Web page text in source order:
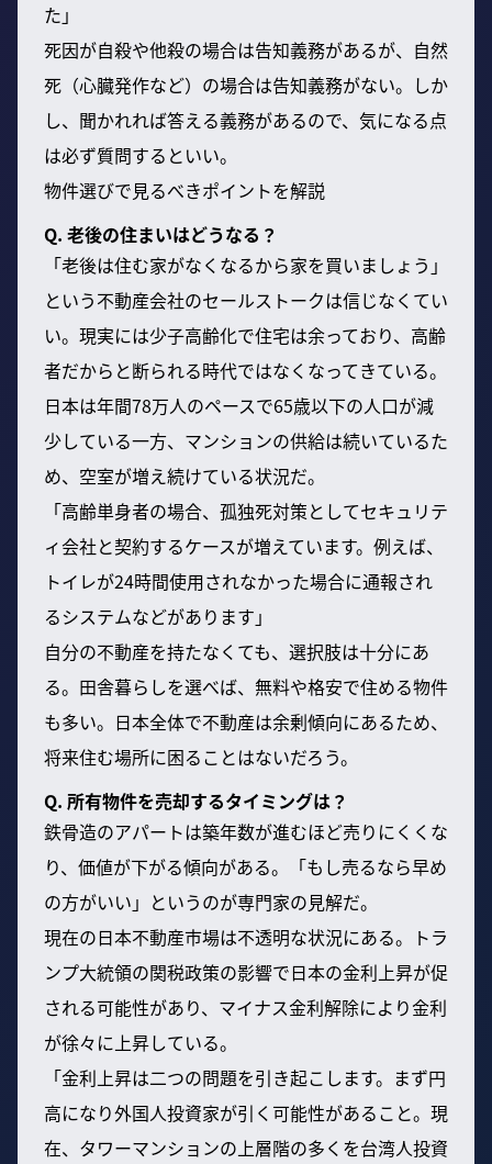
た」
死因が自殺や他殺の場合は告知義務があるが、自然
死（心臓発作など）の場合は告知義務がない。しか
し、聞かれれば答える義務があるので、気になる点
は必ず質問するといい。
物件選びで見るべきポイントを解説
Q. 老後の住まいはどうなる？
「老後は住む家がなくなるから家を買いましょう」
という不動産会社のセールストークは信じなくてい
い。現実には少子高齢化で住宅は余っており、高齢
者だからと断られる時代ではなくなってきている。
日本は年間78万人のペースで65歳以下の人口が減
少している一方、マンションの供給は続いているた
め、空室が増え続けている状況だ。
「高齢単身者の場合、孤独死対策としてセキュリテ
ィ会社と契約するケースが増えています。例えば、
トイレが24時間使用されなかった場合に通報され
るシステムなどがあります」
自分の不動産を持たなくても、選択肢は十分にあ
る。田舎暮らしを選べば、無料や格安で住める物件
も多い。日本全体で不動産は余剰傾向にあるため、
将来住む場所に困ることはないだろう。
Q. 所有物件を売却するタイミングは？
鉄骨造のアパートは築年数が進むほど売りにくくな
り、価値が下がる傾向がある。「もし売るなら早め
の方がいい」というのが専門家の見解だ。
現在の日本不動産市場は不透明な状況にある。トラ
ンプ大統領の関税政策の影響で日本の金利上昇が促
される可能性があり、マイナス金利解除により金利
が徐々に上昇している。
「金利上昇は二つの問題を引き起こします。まず円
高になり外国人投資家が引く可能性があること。現
在、タワーマンションの上層階の多くを台湾人投資